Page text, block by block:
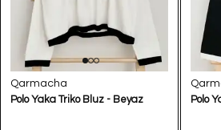
Qarmacha
Polo Yaka Triko Bluz - Beyaz
Polo